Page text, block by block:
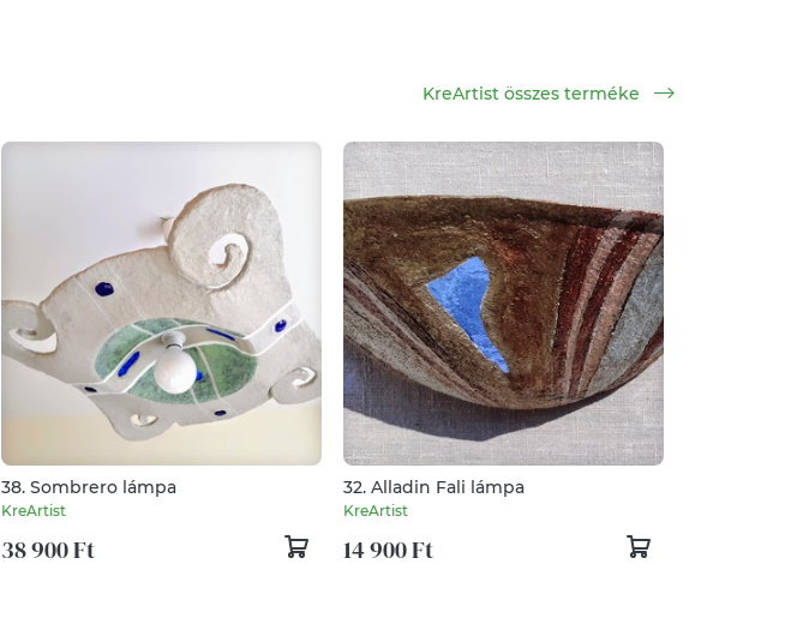
KreArtist összes terméke
38. Sombrero lámpa
KreArtist
38 900 Ft
32. Alladin Fali lámpa
KreArtist
14 900 Ft